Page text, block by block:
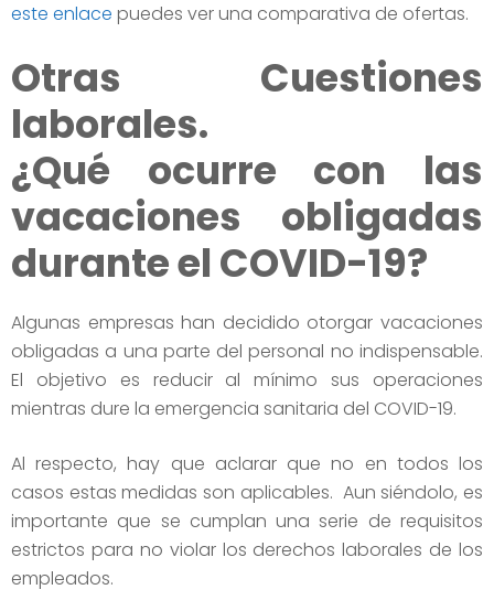
este enlace puedes ver una comparativa de ofertas.
Otras Cuestiones
laborales.
¿Qué ocurre con las
vacaciones obligadas
durante el COVID-19?
Algunas empresas han decidido otorgar vacaciones
obligadas a una parte del personal no indispensable.
El objetivo es reducir al mínimo sus operaciones
mientras dure la emergencia sanitaria del COVID-19.
Al respecto, hay que aclarar que no en todos los
casos estas medidas son aplicables. Aun siéndolo, es
importante que se cumplan una serie de requisitos
estrictos para no violar los derechos laborales de los
empleados.